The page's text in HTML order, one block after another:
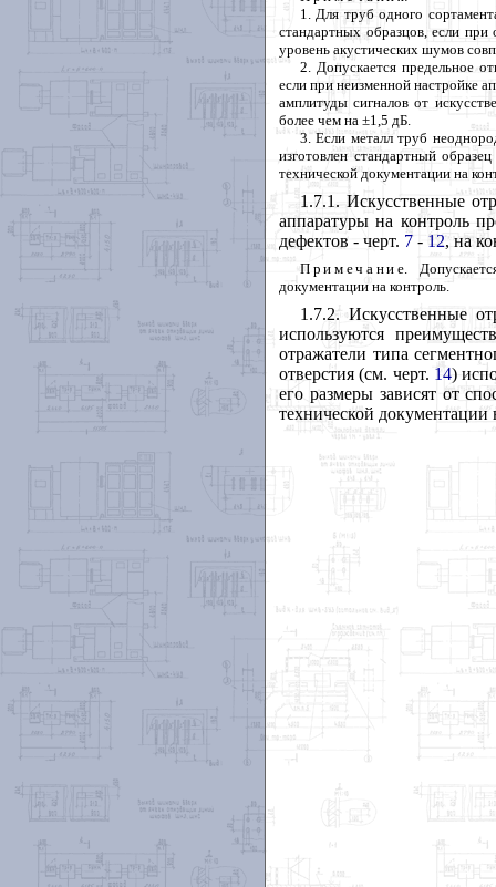
1. Для труб одного
стандартных образцов, если
уровень акустических шумов
2. Допускается предельное
если при неизменной настройке
амплитуды сигналов от
более чем на ±1,5 дБ.
3. Если металл труб
изготовлен стандартный
технической документации на
1.7.1. Искусственные
аппаратуры на контроль
дефектов - черт. 7 - 12, на
Примечани е.
документации на контроль.
1.7.2. Искусственные
используются
отражатели типа
отверстия (см. черт. 14)
его размеры зависят от
технической документации